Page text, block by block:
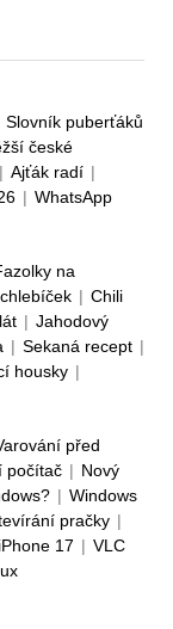
Slovník puberťáků
české
| Ajťák radí |
| WhatsApp
na
| Chili
| Jahodový
| Sekaná recept |
housky |
před
počítač | Nový
| Windows
pračky |
iPhone 17 | VLC